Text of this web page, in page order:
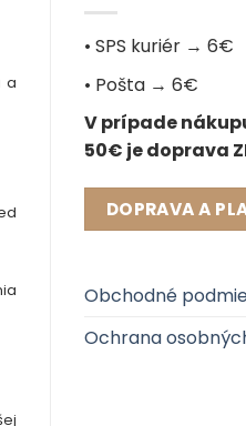
a
• SPS kuriér → 6€
• Pošta → 6€
V prípade
50€ je doprava
DOPRAVA A
Obchodné
Ochrana